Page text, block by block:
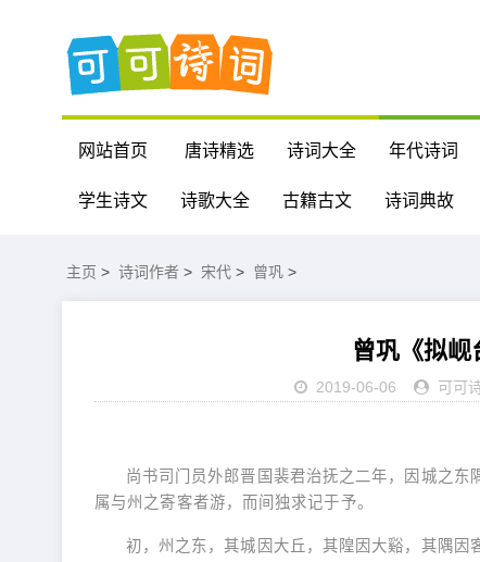
网站首页 唐诗精选 诗词大全 年代诗词
学生诗文 诗歌大全 古籍古文 诗词典故
主页 > 诗词作者 > 宋代 > 曾巩 >
曾巩《拟
2019-06-06 可可
尚书司门员外郎晋国裴君治抚之二年，因城之
属与州之寄客者游，而间独求记于予。
初，州之东，其城因大丘，其隍因大谿，其隅